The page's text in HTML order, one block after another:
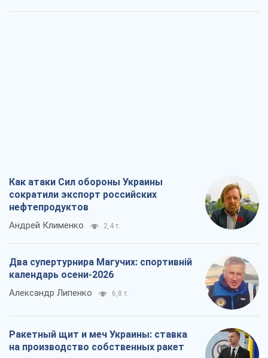
Как атаки Сил обороны Украины
сократили экспорт российских
нефтепродуктов
Андрей Клименко 2,4 т.
Два супертурнира Магучих: спортивній
календарь осени-2026
Александр Липенко 6,8 т.
Ракетный щит и меч Украины: ставка
на производство собственных ракет